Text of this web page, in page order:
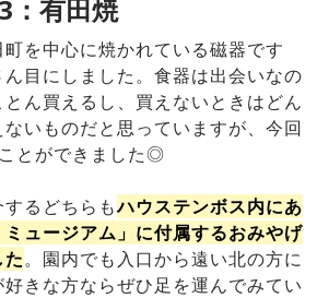
：有田焼
を中心に焼かれている磁器です
目にしました。食器は出会いなの
ん買えるし、買えないときはどん
いものだと思っていますが、今回
とができました◎
るどちらもハウステンボス内にあ
ュージアム」に付属するおみやげ
。園内でも入口から遠い北の方に
きな方ならぜひ足を運んでみてい